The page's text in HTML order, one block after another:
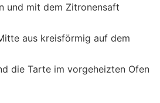
und mit dem Zitronensaft
aus kreisförmig auf dem
die Tarte im vorgeheizten Ofen